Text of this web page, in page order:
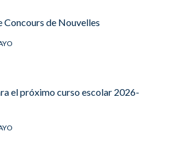
Concours de Nouvelles
el próximo curso escolar 2026-